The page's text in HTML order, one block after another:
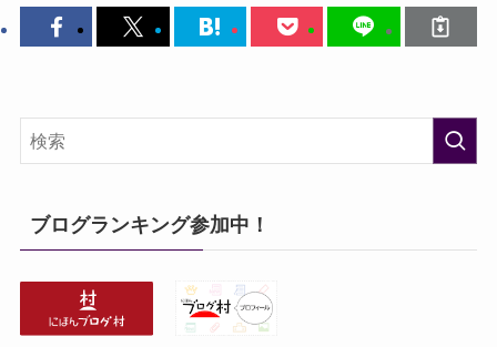
ブログランキング参加中！